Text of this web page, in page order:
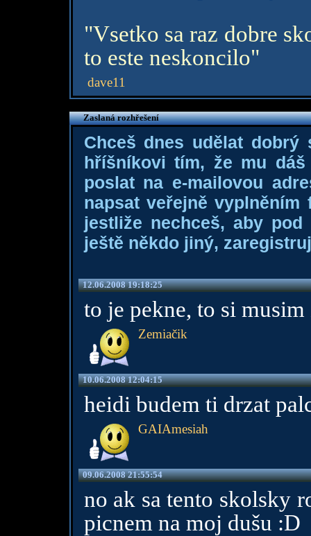
"Vsetko sa raz dobre
to este neskoncilo"
dave11
Zaslaná rozhřešení
Chceš dnes udělat dobrý
hříšníkovi tím, že mu
poslat na e-mailovou
napsat veřejně
jestliže nechceš, aby
ještě někdo jiný,
12.06.2008 19:18:25
to je pekne, to si musim
Zemiačik
10.06.2008 12:04:15
heidi budem ti drzat
GAIAmesiah
09.06.2008 21:55:54
no ak sa tento skolsky
picnem na moj dušu :D